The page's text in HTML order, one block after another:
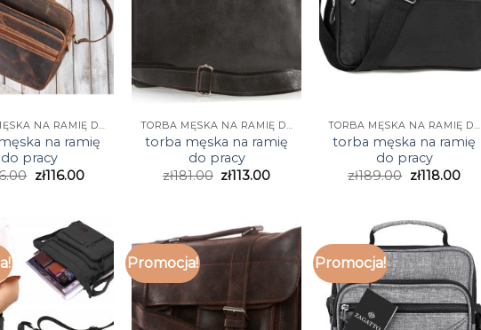
TORBA MĘSKA NA RAMIĘ DO PRACY
na ramię
do pracy
zł116.00
TORBA MĘSKA NA RAMIĘ DO PRACY
torba męska na ramię
do pracy
zł181.00 zł113.00
TORBA MĘSKA NA RAMIĘ DO PRACY
torba męska na ramię
do pracy
zł189.00 zł118.00
Promocja! Promocja!